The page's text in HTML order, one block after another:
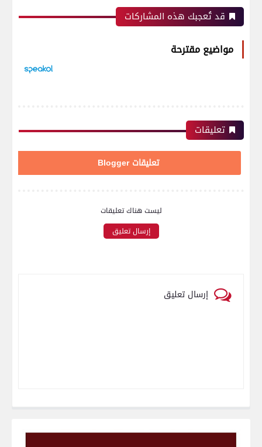
قد تُعجبك هذه المشاركات
مواضيع مقترحة
تعليقات
تعليقات Blogger
ليست هناك تعليقات
إرسال تعليق
إرسال تعليق